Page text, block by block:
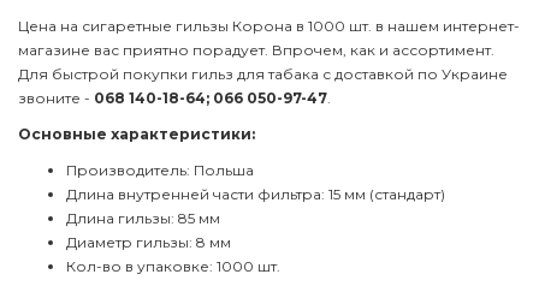
Цена на сигаретные гильзы Корона в 1000 шт. в нашем интернет-
магазине вас приятно порадует. Впрочем, как и ассортимент.
Для быстрой покупки гильз для табака с доставкой по Украине
звоните - 068 140-18-64; 066 050-97-47.
Основные характеристики:
Производитель: Польша
Длина внутренней части фильтра: 15 мм (стандарт)
Длина гильзы: 85 мм
Диаметр гильзы: 8 мм
Кол-во в упаковке: 1000 шт.